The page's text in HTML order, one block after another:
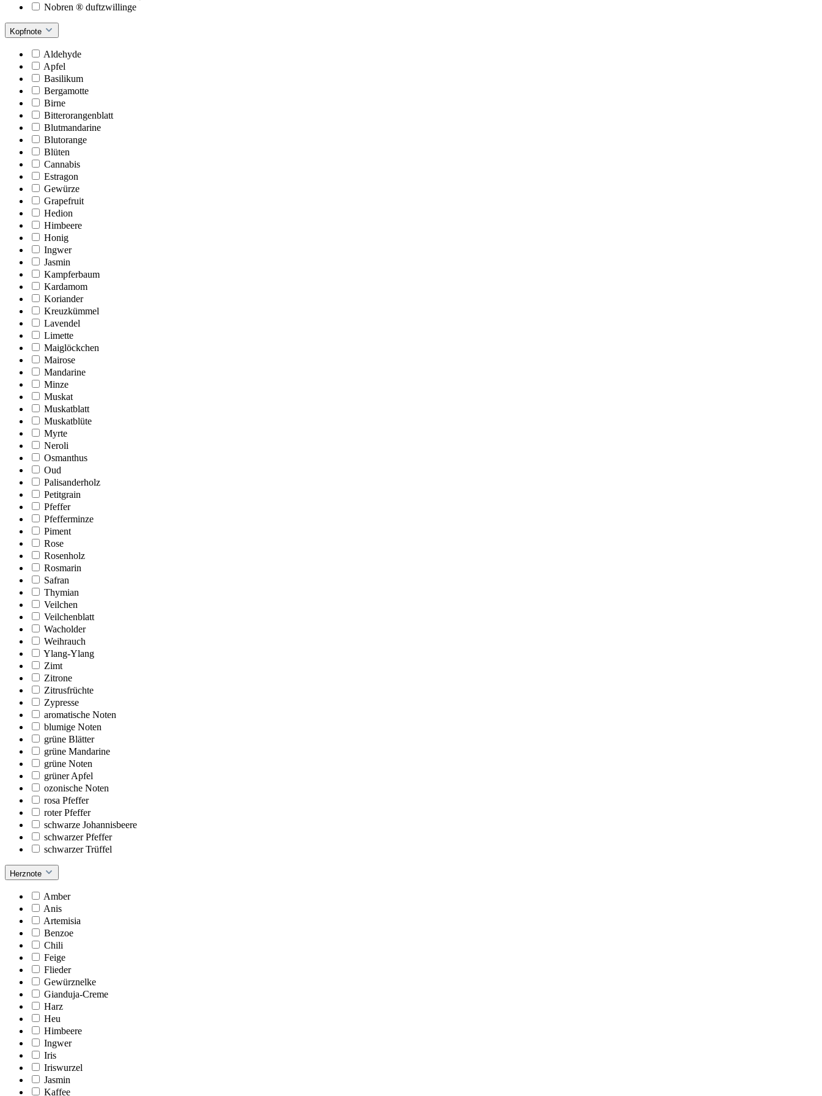
Nobren ® duftzwillinge
Kopfnote
Aldehyde
Apfel
Basilikum
Bergamotte
Birne
Bitterorangenblatt
Blutmandarine
Blutorange
Blüten
Cannabis
Estragon
Gewürze
Grapefruit
Hedion
Himbeere
Honig
Ingwer
Jasmin
Kampferbaum
Kardamom
Koriander
Kreuzkümmel
Lavendel
Limette
Maiglöckchen
Mairose
Mandarine
Minze
Muskat
Muskatblatt
Muskatblüte
Myrte
Neroli
Osmanthus
Oud
Palisanderholz
Petitgrain
Pfeffer
Pfefferminze
Piment
Rose
Rosenholz
Rosmarin
Safran
Thymian
Veilchen
Veilchenblatt
Wacholder
Weihrauch
Ylang-Ylang
Zimt
Zitrone
Zitrusfrüchte
Zypresse
aromatische Noten
blumige Noten
grüne Blätter
grüne Mandarine
grüne Noten
grüner Apfel
ozonische Noten
rosa Pfeffer
roter Pfeffer
schwarze Johannisbeere
schwarzer Pfeffer
schwarzer Trüffel
Herznote
Amber
Anis
Artemisia
Benzoe
Chili
Feige
Flieder
Gewürznelke
Gianduja-Creme
Harz
Heu
Himbeere
Ingwer
Iris
Iriswurzel
Jasmin
Kaffee